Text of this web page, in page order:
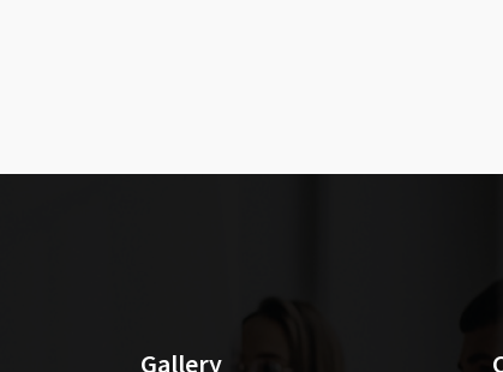
Gallery